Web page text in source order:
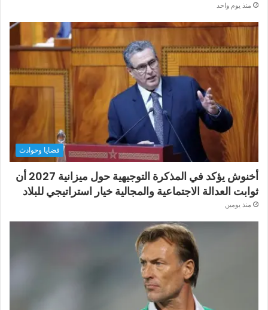
منذ يوم واحد
قضايا وحوادث
أخنوش يؤكد في المذكرة التوجيهية حول ميزانية 2027 أن
ثوابت العدالة الاجتماعية والمجالية خيار استراتيجي للبلاد
منذ يومين